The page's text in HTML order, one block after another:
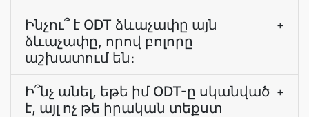
Ինչու՞ է ODT ձևաչափը այն
ձևաչափը, որով բոլորը
աշխատում են։
+
Ի՞նչ անել, եթե իմ ODT-ը սկանված
է, այլ ոչ թե իրական տեքստ
+